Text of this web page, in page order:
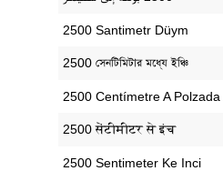
‎2500 Santimetr Düym
‎2500 সেনটিমিটার মধ্যে ইঞ্চি
‎2500 Centímetre A Polzada
‎2500 सेंटीमीटर से इंच
‎2500 Sentimeter Ke Inci